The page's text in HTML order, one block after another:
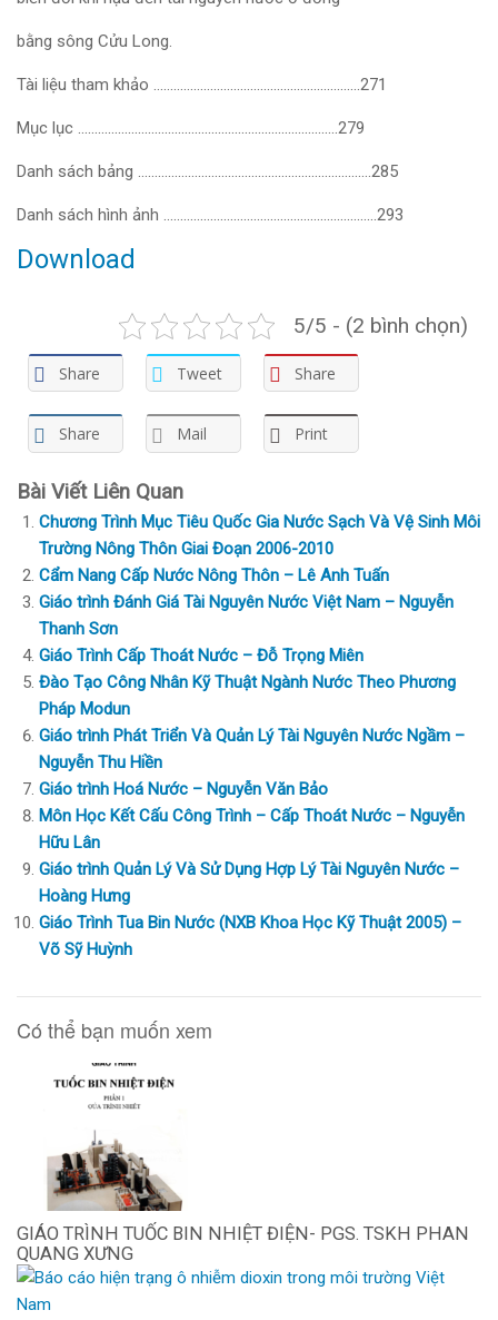
bằng sông Cửu Long.
Tài liệu tham khảo ……………………………………………………..271
Mục lục ……………………………………………………………………279
Danh sách bảng …………………………………………………………….285
Danh sách hình ảnh ……………………………………………………….293
Download
5/5 - (2 bình chọn)
Share Tweet Share
Share Mail Print
Bài Viết Liên Quan
Chương Trình Mục Tiêu Quốc Gia Nước Sạch Và Vệ Sinh Môi
Trường Nông Thôn Giai Đoạn 2006-2010
Cẩm Nang Cấp Nước Nông Thôn – Lê Anh Tuấn
Giáo trình Đánh Giá Tài Nguyên Nước Việt Nam – Nguyễn
Thanh Sơn
Giáo Trình Cấp Thoát Nước – Đỗ Trọng Miên
Đào Tạo Công Nhân Kỹ Thuật Ngành Nước Theo Phương
Pháp Modun
Giáo trình Phát Triển Và Quản Lý Tài Nguyên Nước Ngầm –
Nguyễn Thu Hiền
Giáo trình Hoá Nước – Nguyễn Văn Bảo
Môn Học Kết Cấu Công Trình – Cấp Thoát Nước – Nguyễn
Hữu Lân
Giáo trình Quản Lý Và Sử Dụng Hợp Lý Tài Nguyên Nước –
Hoàng Hưng
Giáo Trình Tua Bin Nước (NXB Khoa Học Kỹ Thuật 2005) –
Võ Sỹ Huỳnh
Có thể bạn muốn xem
GIÁO TRÌNH TUỐC BIN NHIỆT ĐIỆN- PGS. TSKH PHAN
QUANG XƯNG